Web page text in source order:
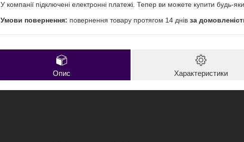
У компанії підключені електронні платежі. Тепер ви можете купити будь-
повернення товару протягом 14 днів за
Опис Характеристики